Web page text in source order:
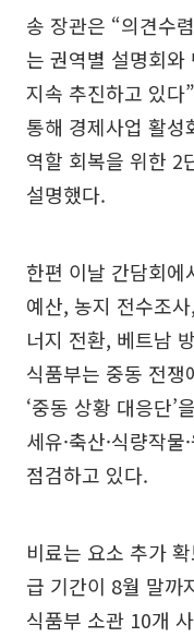
송 장관은 “의견수
는 권역별 설명회
지속 추진하고 있다
통해 경제사업 활성
역할 회복을 위한 2
설명했다.
한편 이날 간담회에
예산, 농지 전수조
너지 전환, 베트남
식품부는 중동 전쟁
‘중동 상황 대응단’
세유·축산·식량작
점검하고 있다.
비료는 요소 추가
급 기간이 8월 말까
식품부 소관 10개